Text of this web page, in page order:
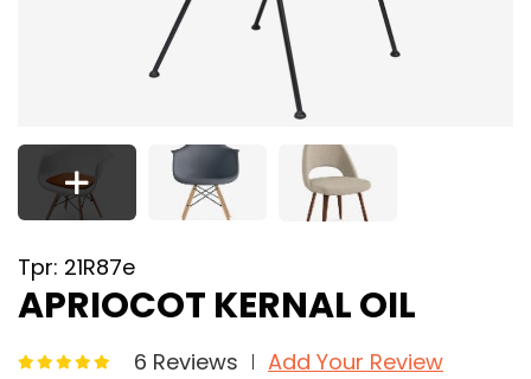
Tpr: 21R87e
APRIOCOT KERNAL OIL
6 Reviews Add Your Review